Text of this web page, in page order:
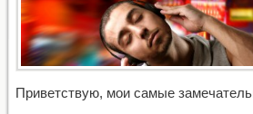
Приветствую, мои самые